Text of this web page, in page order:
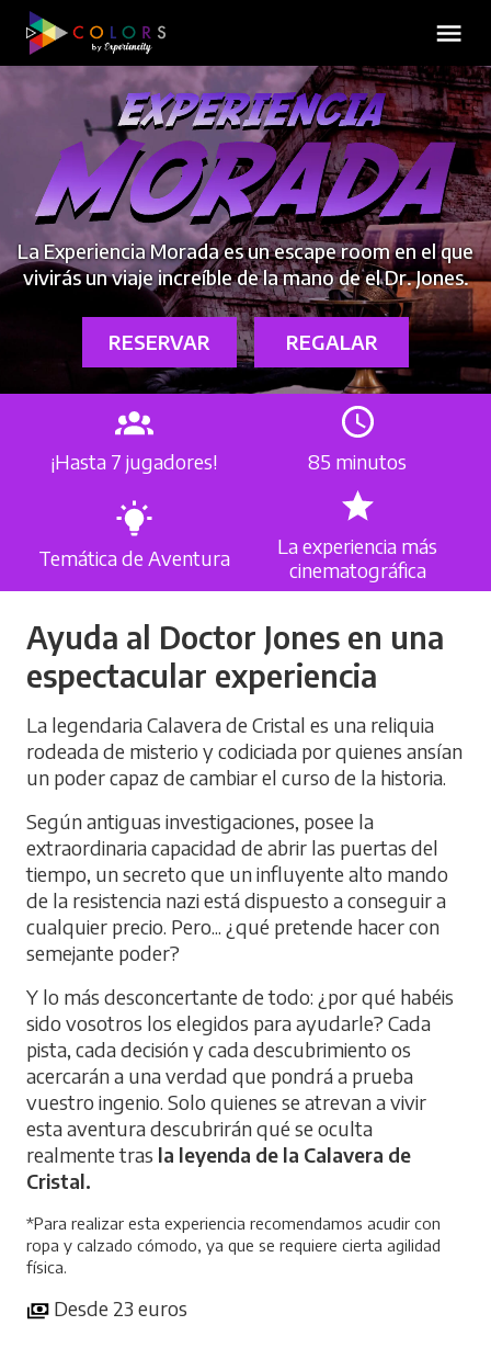
La Experiencia Morada es un escape room en el que
vivirás un viaje increíble de la mano de el Dr. Jones.
RESERVAR REGALAR
¡Hasta 7 jugadores! 85 minutos
Temática de Aventura
La experiencia más
cinematográfica
Ayuda al Doctor Jones en una
espectacular experiencia
La legendaria Calavera de Cristal es una reliquia
rodeada de misterio y codiciada por quienes ansían
un poder capaz de cambiar el curso de la historia.
Según antiguas investigaciones, posee la
extraordinaria capacidad de abrir las puertas del
tiempo, un secreto que un influyente alto mando
de la resistencia nazi está dispuesto a conseguir a
cualquier precio. Pero... ¿qué pretende hacer con
semejante poder?
Y lo más desconcertante de todo: ¿por qué habéis
sido vosotros los elegidos para ayudarle? Cada
pista, cada decisión y cada descubrimiento os
acercarán a una verdad que pondrá a prueba
vuestro ingenio. Solo quienes se atrevan a vivir
esta aventura descubrirán qué se oculta
realmente tras la leyenda de la Calavera de
Cristal.
*Para realizar esta experiencia recomendamos acudir con
ropa y calzado cómodo, ya que se requiere cierta agilidad
física.
Desde 23 euros